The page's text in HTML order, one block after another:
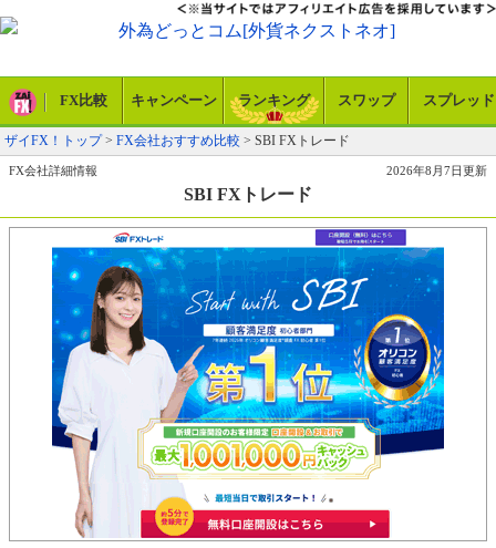
FX比較 キャンペーン ランキング スワップ スプレッド
ザイFX！トップ> FX会社おすすめ比較 > SBI FXトレード
FX会社詳細情報 2026年8月7日更新
SBI FXトレード